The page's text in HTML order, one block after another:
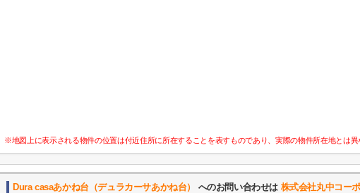
※地図上に表示される物件の位置は付近住所に所在することを表すものであり、実際の物件所在地とは異
Dura casaあかね台（デュラカーサあかね台） へのお問い合わせは 株式会社丸中コー